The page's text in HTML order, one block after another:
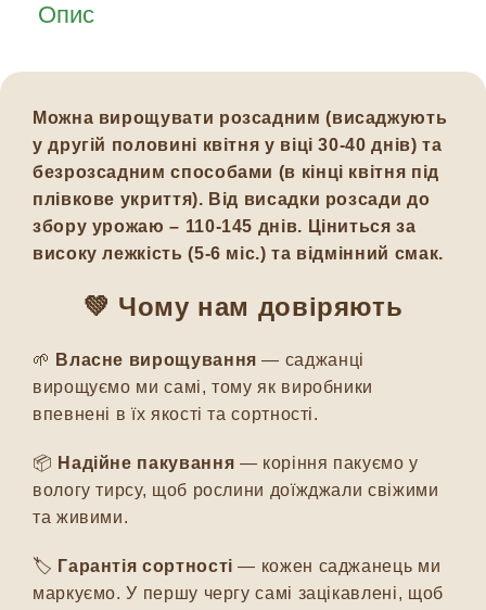
Опис
Можна вирощувати розсадним (висаджують
у другій половині квітня у віці 30-40 днів) та
безрозсадним способами (в кінці квітня під
плівкове укриття). Від висадки розсади до
збору урожаю – 110-145 днів. Ціниться за
високу лежкість (5-6 міс.) та відмінний смак.
💚 Чому нам довіряють
🌱 Власне вирощування — саджанці
вирощуємо ми самі, тому як виробники
впевнені в їх якості та сортності.
📦 Надійне пакування — коріння пакуємо у
вологу тирсу, щоб рослини доїжджали свіжими
та живими.
🏷️ Гарантія сортності — кожен саджанець ми
маркуємо. У першу чергу самі зацікавлені, щоб